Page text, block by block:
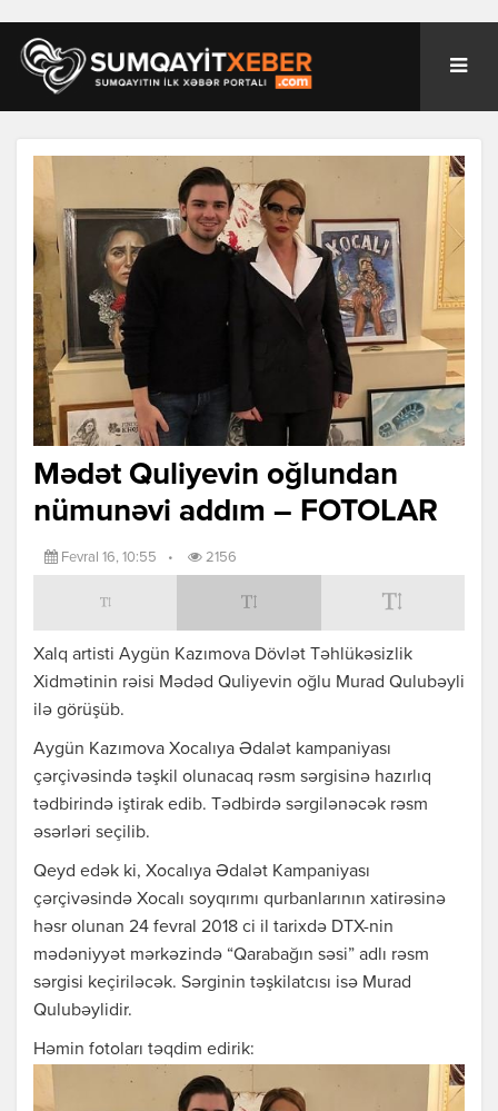
Mədət Quliyevin oğlundan
nümunəvi addım – FOTOLAR
Fevral 16, 10:55 • 2156
Xalq artisti Aygün Kazımova Dövlət Təhlükəsizlik
Xidmətinin rəisi Mədəd Quliyevin oğlu Murad Qulubəyli
ilə görüşüb.
Aygün Kazımova Xocalıya Ədalət kampaniyası
çərçivəsində təşkil olunacaq rəsm sərgisinə hazırlıq
tədbirində iştirak edib. Tədbirdə sərgilənəcək rəsm
əsərləri seçilib.
Qeyd edək ki, Xocalıya Ədalət Kampaniyası
çərçivəsində Xocalı soyqırımı qurbanlarının xatirəsinə
həsr olunan 24 fevral 2018 ci il tarixdə DTX-nin
mədəniyyət mərkəzində “Qarabağın səsi” adlı rəsm
sərgisi keçiriləcək. Sərginin təşkilatcısı isə Murad
Qulubəylidir.
Həmin fotoları təqdim edirik: